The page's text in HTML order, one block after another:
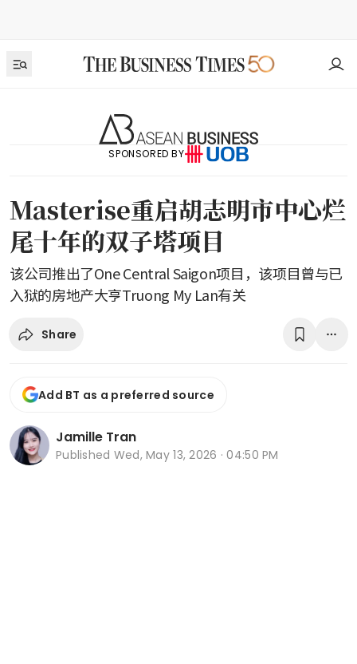
SPONSORED BY
Masterise重启胡志明市中心烂
尾十年的双子塔项目
该公司推出了One Central Saigon项目，该项目曾与已
入狱的房地产大亨Truong My Lan有关
Share
Add BT as a preferred source
Jamille Tran
Published Wed, May 13, 2026 · 04:50 PM